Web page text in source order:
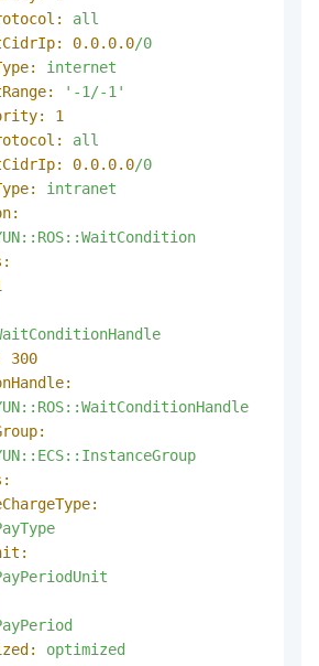
all
0.0.0.0/0
internet
'-1/-1'
1
all
0.0.0.0/0
intranet
300
optimized